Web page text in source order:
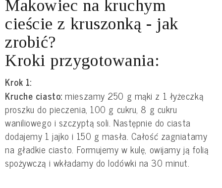
Makowiec na kruchym
cieście z kruszonką - jak
zrobić?
Kroki przygotowania:
Krok 1:
Kruche ciasto: mieszamy 250 g mąki z 1 łyżeczką
proszku do pieczenia, 100 g cukru, 8 g cukru
waniliowego i szczyptą soli. Następnie do ciasta
dodajemy 1 jajko i 150 g masła. Całość zagniatamy
na gładkie ciasto. Formujemy w kulę, owijamy ją folią
spożywczą i wkładamy do lodówki na 30 minut.